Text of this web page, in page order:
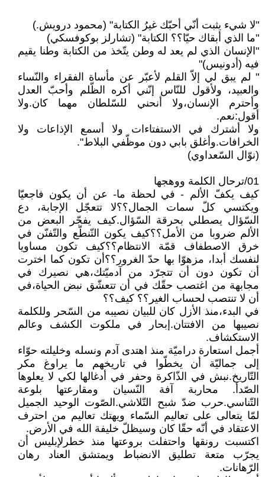
"لا شيء يثبت أنّي أحبّك غيرُ الكتابة" (محمود درويش.)
"ما الذي أبقاك حيّا؟؟ الكتابة" (تشارلز بوكوفسكي)
"الإنسان الذي لم يعد له وطن يتّخذ من الكتابة وطنا يقيم
فيه (أدونيس)"
" لم يبق لي إلاّ القلم لأعبّر عن مأساة الفقراء والنّساء
والعبيد، ولأقول للنّاس إنّني أكره الظّلم وأحبّ العدل
وأحترم الإنسان،ولا أنحني للسّلطان مهما كان.ولا
أقول:نعم.
ولا أشترك في الاستفتاءات ولا أسمع الإذاعات ولا
الخرافات.وأغلق بابي دون موظّفي البلاط".
(نوّال السّعداوي)
01/ترحال الكلمة ووهجها
كيف يكفّ الألم - في لحظة ما- عن أن يكون فاجعيّا
ويكتسي كلّ سمات الجمال؟؟لا تتعجّل الإجابة، دع
السّؤال يصطلي بحرقة السّؤال.كيف يفجّر البعض من
الألم ضروبا من الأمل؟؟كيف يكون التّنطّع والتّفنّن في
خرق الاصطفاف قمّة الانتظام؟؟كيف تكون مساويا
لنفسك أبدا، مزهوّا بها حدّ الغرور؟؟أن تكون كما اخترت
أن تكون دون أن تتجرّد من آدميّتك،هي نصيرك في
مجابهة من اغتصب حقّك في أن تتعشّق نبض الحياة،في
أن لا تنتصب لحساب الغير؟؟ كيف؟؟
في البدء،منذ الأزل كان للبيان نصيبه من السّحر وللكلمة
نصيبها من الافتتان.إبحار في ملكوت الكشف وعالم
الاستكشاف.
أجمل استعارة دراميّة منذ اهتدى آدم ونسله وخليلته حوّاء
إلى جماليّة أن يخطّوا في تاريخهم ما يراوغ مكر
التّاريخ.نبش في الذّاكرة وحفر في أدغالها لكي لا يعلوها
الصّدأ. محاربة آفة النّسيان ومقارعتها بلوعة
التّناسي.حرب ضدّ شبح التّلاشي.الصّوت الوحيد الجميل
لمّا يتعالى على تعاليم السّماء ويهتك تعاليم من احترف
الاعتقاد في أنّه حقّا كان وسيظلّ خليفة الله في الأرض.
اكتسبت رونقها واحتفلت بروعتها منذ خطرلإبليس أن
يجرّب متعة تطليق الانضباط ويمتشق العناد رهان
الرّهانات.